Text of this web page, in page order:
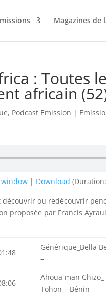
Magazines de
: Toutes
africain
, Podcast Emission |
| Download
ou redécouvrir
proposée par Francis
Générique_Bella
–
Ahoua man Chizo_
Tohon – Bénin